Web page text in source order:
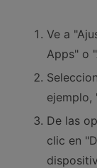
Ve a
Apps" o
ejemplo,
De las
clic en